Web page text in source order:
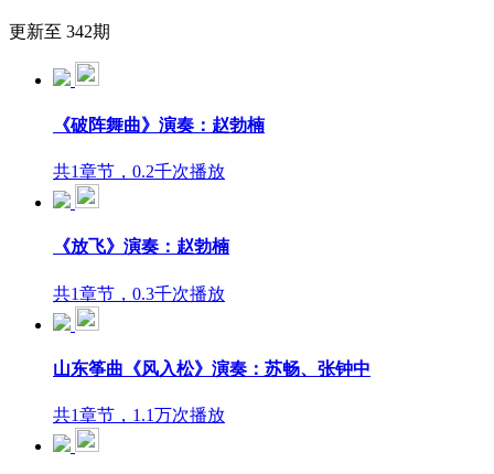
更新至 342期
《破阵舞曲》演奏：赵勃楠
共1章节，0.2千次播放
《放飞》演奏：赵勃楠
共1章节，0.3千次播放
山东筝曲《风入松》演奏：苏畅、张钟中
共1章节，1.1万次播放